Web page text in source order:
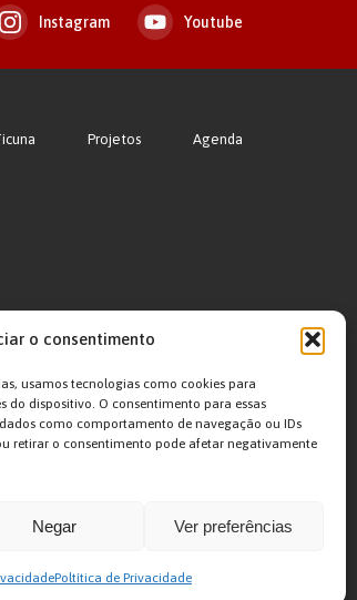
o consentimento
usamos tecnologias como cookies para
do dispositivo. O consentimento para essas
como comportamento de navegação ou IDs
retirar o consentimento pode afetar negativamente
Negar Ver preferências
Poltítica de Privacidade
Instagram Youtube
Projetos Agenda